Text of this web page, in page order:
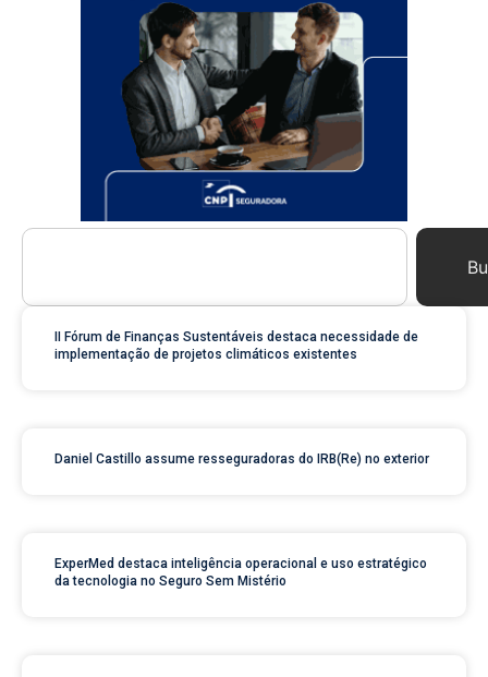
II Fórum de Finanças Sustentáveis destaca necessidade de
implementação de projetos climáticos existentes
Daniel Castillo assume resseguradoras do IRB(Re) no exterior
ExperMed destaca inteligência operacional e uso estratégico
da tecnologia no Seguro Sem Mistério